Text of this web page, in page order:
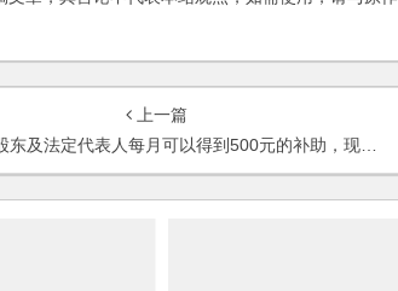
上一篇
人每月可以得到500元的补助，现真实出资人想把挂名的身份去掉，挂名股东不愿意，挂名股东如何处理？